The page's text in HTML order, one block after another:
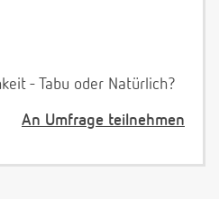
- Tabu oder Natürlich?
An Umfrage teilnehmen